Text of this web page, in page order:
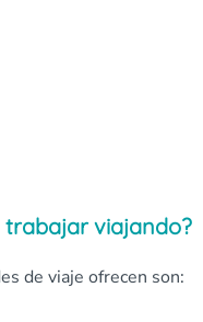
trabajar viajando?
de viaje ofrecen son: